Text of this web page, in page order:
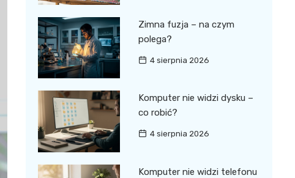
Zimna fuzja – na czym
polega?
4 sierpnia 2026
Komputer nie widzi dysku –
co robić?
4 sierpnia 2026
Komputer nie widzi telefonu